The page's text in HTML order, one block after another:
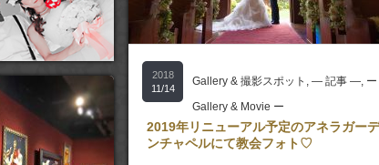
2018
11/14
Gallery & 撮影スポット , ― 記事 ―, ー
Gallery & Movie ー
2019年リニューアル予定のアネラガーデ
ンチャペルにて教会フォト♡